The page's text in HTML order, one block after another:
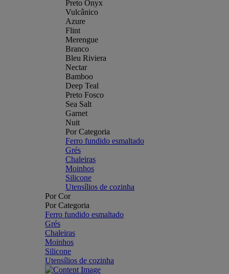
Preto Onyx
Vulcânico
Azure
Flint
Merengue
Branco
Bleu Riviera
Nectar
Bamboo
Deep Teal
Preto Fosco
Sea Salt
Garnet
Nuit
Por Categoria
Ferro fundido esmaltado
Grés
Chaleiras
Moinhos
Silicone
Utensílios de cozinha
Por Cor
Por Categoria
Ferro fundido esmaltado
Grés
Chaleiras
Moinhos
Silicone
Utensílios de cozinha